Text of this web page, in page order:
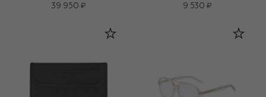
39 950 ₽
9 530 ₽